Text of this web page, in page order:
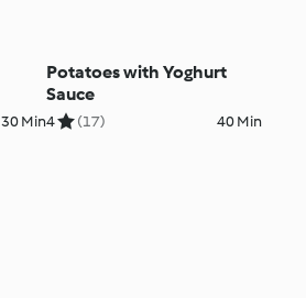
30 Min
Potatoes with Yoghurt
Sauce
4 (17) 40 Min